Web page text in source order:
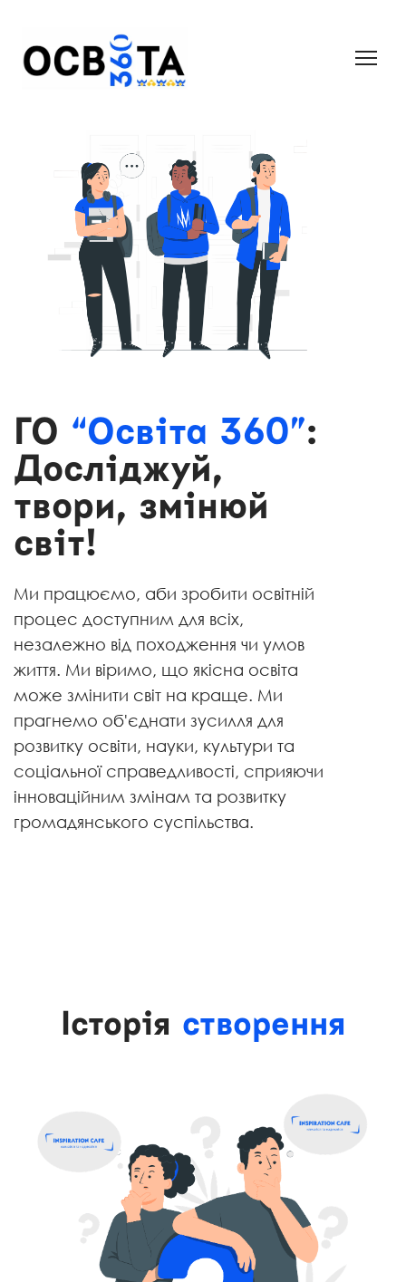
ГО “Освіта 360”:
Досліджуй,
твори, змінюй
світ!
Ми працюємо, аби зробити освітній
процес доступним для всіх,
незалежно від походження чи умов
життя. Ми віримо, що якісна освіта
може змінити світ на краще. Ми
прагнемо об'єднати зусилля для
розвитку освіти, науки, культури та
соціальної справедливості, сприяючи
інноваційним змінам та розвитку
громадянського суспільства.
Історія створення